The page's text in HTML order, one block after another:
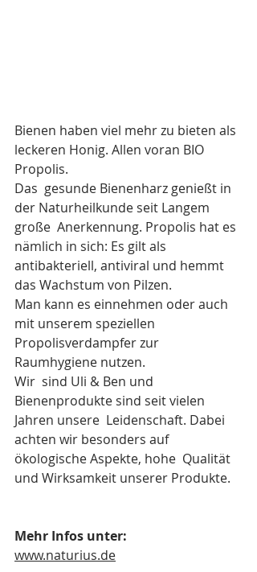
Bienen haben viel mehr zu bieten als
leckeren Honig. Allen voran BIO
Propolis.
Das  gesunde Bienenharz genießt in
der Naturheilkunde seit Langem
große  Anerkennung. Propolis hat es
nämlich in sich: Es gilt als
antibakteriell, antiviral und hemmt
das Wachstum von Pilzen.
Man kann es einnehmen oder auch
mit unserem speziellen
Propolisverdampfer zur
Raumhygiene nutzen.
Wir  sind Uli & Ben und
Bienenprodukte sind seit vielen
Jahren unsere  Leidenschaft. Dabei
achten wir besonders auf
ökologische Aspekte, hohe  Qualität
und Wirksamkeit unserer Produkte.
Mehr Infos unter:
www.naturius.de